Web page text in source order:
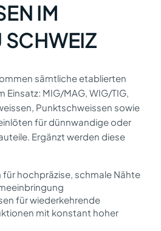
IM
SCHWEIZ
sämtliche etablierten
Einsatz: MIG/MAG, WIG/TIG,
Punktschweissen sowie
für dünnwandige oder
Ergänzt werden diese
für hochpräzise, schmale Nähte
für wiederkehrende
mit konstant hoher